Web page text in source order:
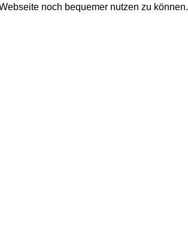
noch bequemer nutzen zu können.